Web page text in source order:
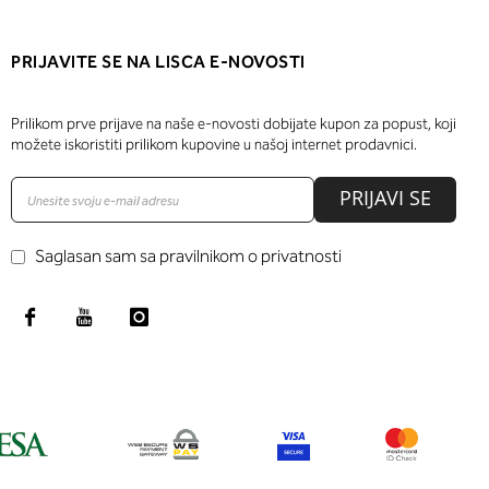
PRIJAVITE SE NA LISCA E-NOVOSTI
Prilikom prve prijave na naše e-novosti dobijate kupon za popust, koji
možete iskoristiti prilikom kupovine u našoj internet prodavnici.
PRIJAVI SE
Saglasan sam sa pravilnikom o privatnosti